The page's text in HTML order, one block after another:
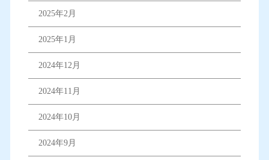
2025年2月
2025年1月
2024年12月
2024年11月
2024年10月
2024年9月